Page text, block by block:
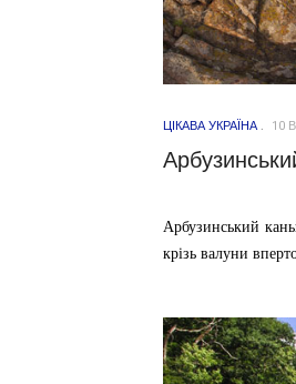
ЦІКАВА УКРАЇНА 10
Арбузинський
крізь валуни